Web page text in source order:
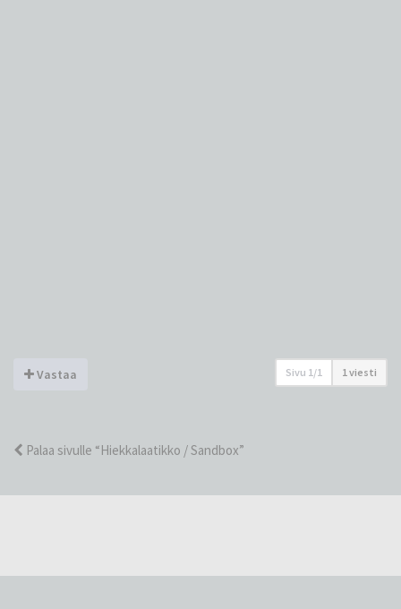
Vastaa Sivu 1/1 1 viesti
Palaa sivulle “Hiekkalaatikko / Sandbox”